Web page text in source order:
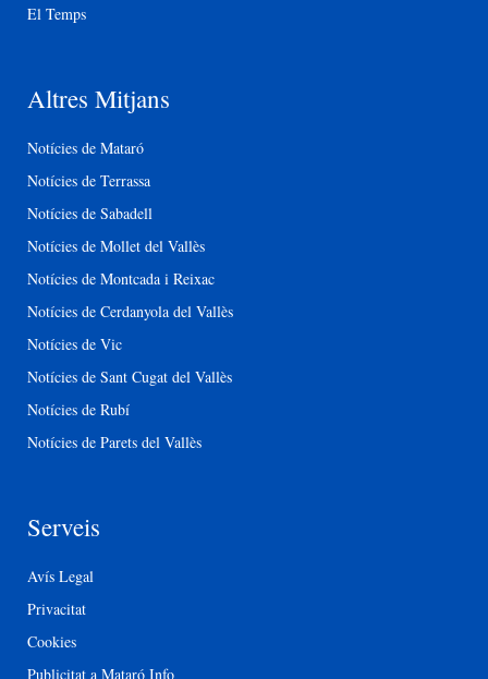
El Temps
Altres Mitjans
Notícies de Mataró
Notícies de Terrassa
Notícies de Sabadell
Notícies de Mollet del Vallès
Notícies de Montcada i Reixac
Notícies de Cerdanyola del Vallès
Notícies de Vic
Notícies de Sant Cugat del Vallès
Notícies de Rubí
Notícies de Parets del Vallès
Serveis
Avís Legal
Privacitat
Cookies
Publicitat a Mataró Info